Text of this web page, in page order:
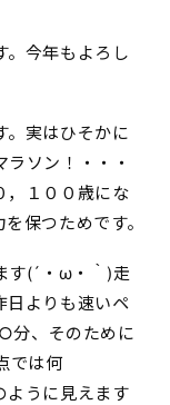
。今年もよろし
。実はひそかに
ソン！・・・
，１００歳にな
保つためです。
す(´・ω・｀)走
日よりも速いペ
分、そのために
では何
ように見えます